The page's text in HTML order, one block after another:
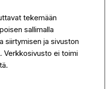
tekemään
sallimalla
siirtymisen ja sivuston
Verkkosivusto ei toimi